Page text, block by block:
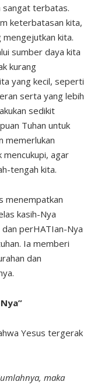
sangat terbatas.
keterbatasan kita,
mengejutkan kita.
sumber daya kita
kurang
yang kecil, seperti
serta yang lebih
sedikit
Tuhan untuk
memerlukan
mencukupi, agar
tengah kita.
menempatkan
kasih-Nya
dan perHATIan-Nya
Ia memberi
dan
Yesus tergerak
maka